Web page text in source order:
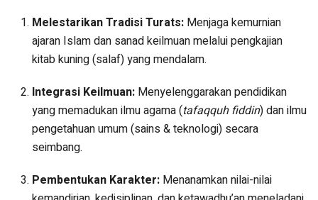
Melestarikan Tradisi Turats: Menjaga kemurnian
ajaran Islam dan sanad keilmuan melalui pengkajian
kitab kuning (salaf) yang mendalam.
Integrasi Keilmuan: Menyelenggarakan pendidikan
yang memadukan ilmu agama (tafaqquh fiddin) dan ilmu
pengetahuan umum (sains & teknologi) secara
seimbang.
Pembentukan Karakter: Menanamkan nilai-nilai